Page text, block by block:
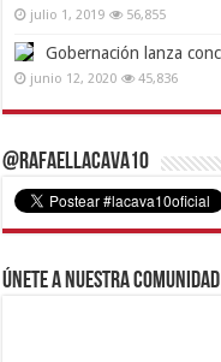
julio 1, 2019 56,855
Gobernación lanza
junio 12, 2020 45,836
@RafaelLacava10
Únete a nuestra